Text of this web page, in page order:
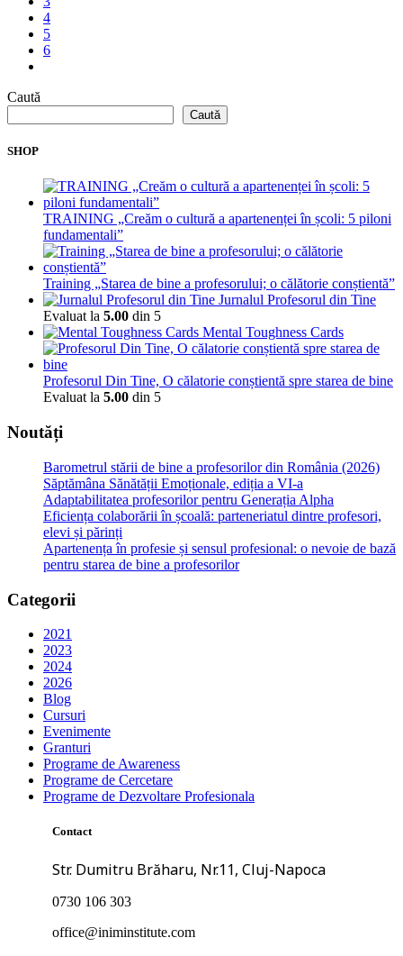
4
5
6
Caută
Caută
SHOP
TRAINING „Creăm o cultură a apartenenței în școli: 5 piloni
fundamentali”
Training „Starea de bine a profesorului; o călătorie conștientă”
Jurnalul Profesorul din Tine
Evaluat la 5.00 din 5
Mental Toughness Cards
Profesorul Din Tine, O călatorie conștientă spre starea de bine
Evaluat la 5.00 din 5
Noutăți
Barometrul stării de bine a profesorilor din România (2026)
Săptămâna Sănătății Emoționale, ediția a VI-a
Adaptabilitatea profesorilor pentru Generația Alpha
Eficiența colaborării în școală: parteneriatul dintre profesori,
elevi și părinți
Apartenența în profesie și sensul profesional: o nevoie de bază
pentru starea de bine a profesorilor
Categorii
2021
2023
2024
2026
Blog
Cursuri
Evenimente
Granturi
Programe de Awareness
Programe de Cercetare
Programe de Dezvoltare Profesionala
Contact
Str. Dumitru Brăharu, Nr.11, Cluj-Napoca
0730 106 303
office@iniminstitute.com